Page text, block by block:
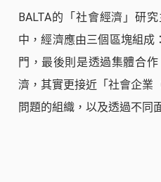
BALTA的「社會經濟」研
中，經濟應由三個區塊組成
門，最後則是透過集體合
濟，其實更接近「社會企業
問題的組織，以及透過不同